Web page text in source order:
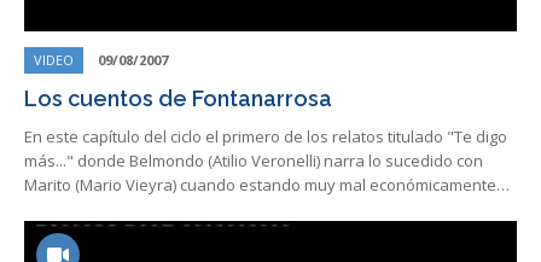
VIDEO 09/08/2007
Los cuentos de Fontanarrosa
En este capítulo del ciclo el primero de los relatos titulado "Te digo
más..." donde Belmondo (Atilio Veronelli) narra lo sucedido con
Marito (Mario Vieyra) cuando estando muy mal económicamente…